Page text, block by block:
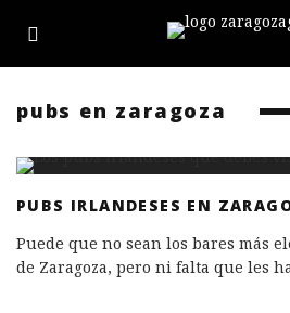
pubs en zaragoza
PUBS IRLANDESES EN
Puede que no sean los bares más
de Zaragoza, pero ni falta que les